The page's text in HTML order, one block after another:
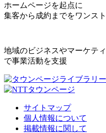
ホームページを起点に
集客から成約までをワンス
地域のビジネスやマーケテ
で事業活動を支援
サイトマップ
個人情報について
掲載情報に関して